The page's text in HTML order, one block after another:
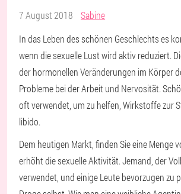
7 August 2018
Sabine
In das Leben des schönen Geschlechts es
wenn die sexuelle Lust wird aktiv reduziert.
der hormonellen Veränderungen im Körper
Probleme bei der Arbeit und Nervosität.
oft verwendet, um zu helfen, Wirkstoffe zur
libido.
Dem heutigen Markt, finden Sie eine Menge
erhöht die sexuelle Aktivität. Jemand, der
verwendet, und einige Leute bevorzugen zu